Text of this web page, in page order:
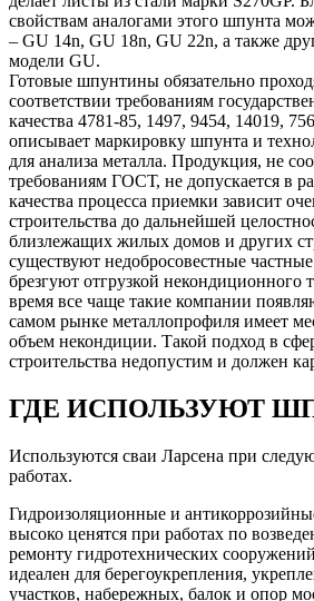
свойствам аналогами этого шпунта
– GU 14n, GU 18n, GU 22n, а также
модели GU.
Готовые шпунтины обязательно
соответствии требованиям
качества 4781-85, 1497, 9454, 14019,
описывает маркировку шпунта и
для анализа металла. Продукция, не
требованиям ГОСТ, не допускается в
качества процесса приемки зависит
строительства до дальнейшей
близлежащих жилых домов и других
существуют недобросовестные
брезгуют отгрузкой некондиционного
время все чаще такие компании
самом рынке металлопрофиля имеет
объем некондиции. Такой подход в
строительства недопустим и должен
ГДЕ ИСПОЛЬЗУЮТ
Используются сваи Ларсена при
работах.
Гидроизоляционные и
высоко ценятся при работах по
ремонту гидротехнических
идеален для берегоукрепления,
участков, набережных, балок и опор